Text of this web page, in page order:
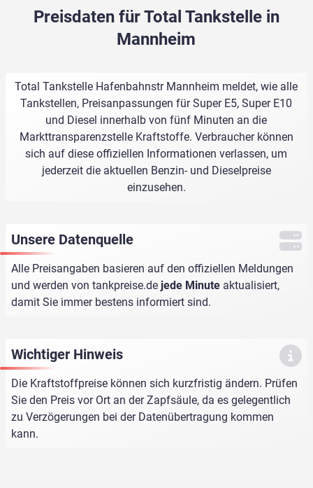
Preisdaten für Total Tankstelle in
Mannheim
Total Tankstelle Hafenbahnstr Mannheim meldet, wie alle
Tankstellen, Preisanpassungen für Super E5, Super E10
und Diesel innerhalb von fünf Minuten an die
Markttransparenzstelle Kraftstoffe. Verbraucher können
sich auf diese offiziellen Informationen verlassen, um
jederzeit die aktuellen Benzin- und Dieselpreise
einzusehen.
Unsere Datenquelle
Alle Preisangaben basieren auf den offiziellen Meldungen
und werden von tankpreise.de jede Minute aktualisiert,
damit Sie immer bestens informiert sind.
Wichtiger Hinweis
Die Kraftstoffpreise können sich kurzfristig ändern. Prüfen
Sie den Preis vor Ort an der Zapfsäule, da es gelegentlich
zu Verzögerungen bei der Datenübertragung kommen
kann.